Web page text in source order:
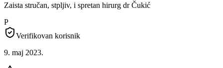
Zaista stručan, stpljiv, i spretan hirurg dr Čukić
P
Verifikovan korisnik
9. maj 2023.